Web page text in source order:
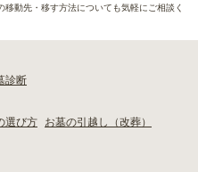
動先・移す方法についても気軽にご相談く
診断
選び方
お墓の引越し（改葬）